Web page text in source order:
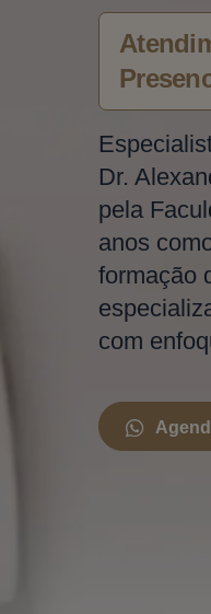
Dr.
pela
anos
formação
com